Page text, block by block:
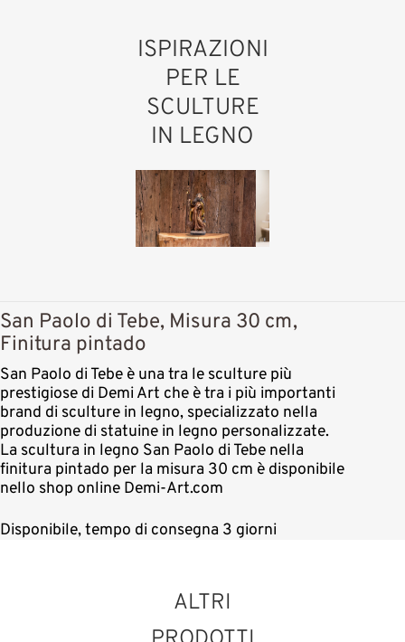
ISPIRAZIONI
PER LE
SCULTURE
IN LEGNO
San Paolo di Tebe, Misura 30 cm,
Finitura pintado
San Paolo di Tebe è una tra le sculture più
prestigiose di Demi Art che è tra i più importanti
brand di sculture in legno, specializzato nella
produzione di statuine in legno personalizzate.
La scultura in legno San Paolo di Tebe nella
finitura pintado per la misura 30 cm è disponibile
nello shop online Demi-Art.com
Disponibile, tempo di consegna 3 giorni
ALTRI